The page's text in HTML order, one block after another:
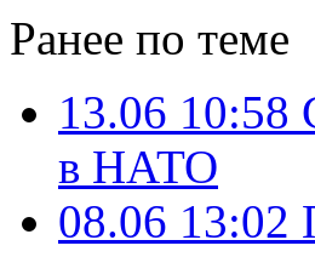
Ранее по теме
13.06 10:58
в НАТО
08.06 13:02